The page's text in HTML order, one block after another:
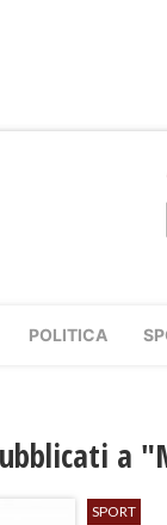
POLITICA
a
SPORT